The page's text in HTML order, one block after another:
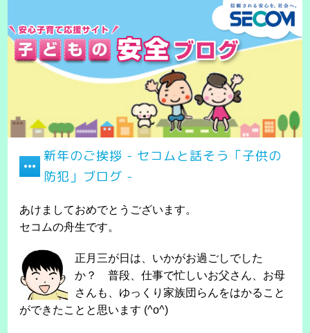
新年のご挨拶 - セコムと話そう「子供の
防犯」ブログ -
あけましておめでとうございます。
セコムの舟生です。
正月三が日は、いかがお過ごしでした
か？ 普段、仕事で忙しいお父さん、お母
さんも、ゆっくり家族団らんをはかること
ができたことと思います (^o^)